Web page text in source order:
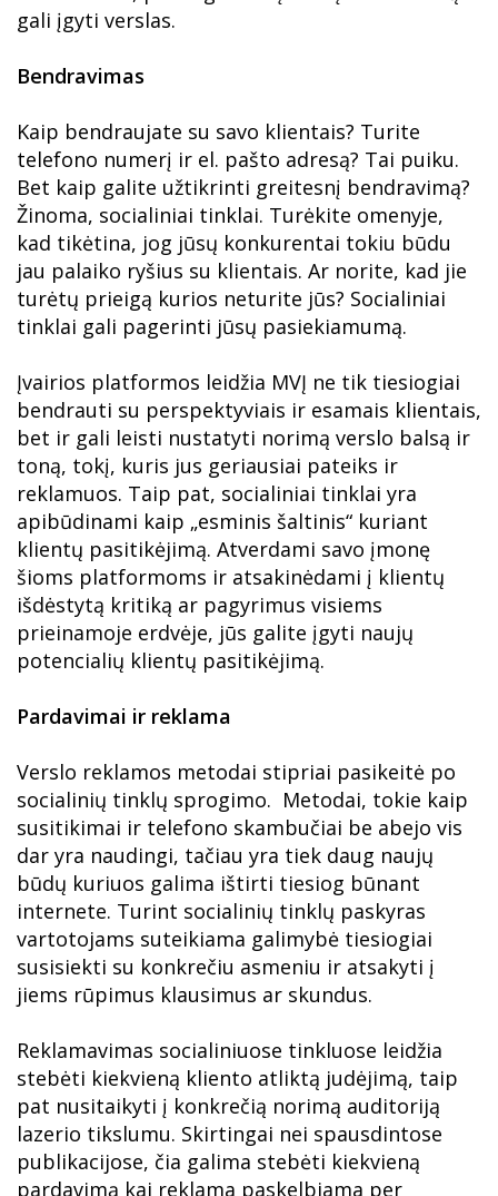
gali įgyti verslas.
Bendravimas
Kaip bendraujate su savo klientais? Turite
telefono numerį ir el. pašto adresą? Tai puiku.
Bet kaip galite užtikrinti greitesnį bendravimą?
Žinoma, socialiniai tinklai. Turėkite omenyje,
kad tikėtina, jog jūsų konkurentai tokiu būdu
jau palaiko ryšius su klientais. Ar norite, kad jie
turėtų prieigą kurios neturite jūs? Socialiniai
tinklai gali pagerinti jūsų pasiekiamumą.
Įvairios platformos leidžia MVĮ ne tik tiesiogiai
bendrauti su perspektyviais ir esamais klientais,
bet ir gali leisti nustatyti norimą verslo balsą ir
toną, tokį, kuris jus geriausiai pateiks ir
reklamuos. Taip pat, socialiniai tinklai yra
apibūdinami kaip „esminis šaltinis“ kuriant
klientų pasitikėjimą. Atverdami savo įmonę
šioms platformoms ir atsakinėdami į klientų
išdėstytą kritiką ar pagyrimus visiems
prieinamoje erdvėje, jūs galite įgyti naujų
potencialių klientų pasitikėjimą.
Pardavimai ir reklama
Verslo reklamos metodai stipriai pasikeitė po
socialinių tinklų sprogimo. Metodai, tokie kaip
susitikimai ir telefono skambučiai be abejo vis
dar yra naudingi, tačiau yra tiek daug naujų
būdų kuriuos galima ištirti tiesiog būnant
internete. Turint socialinių tinklų paskyras
vartotojams suteikiama galimybė tiesiogiai
susisiekti su konkrečiu asmeniu ir atsakyti į
jiems rūpimus klausimus ar skundus.
Reklamavimas socialiniuose tinkluose leidžia
stebėti kiekvieną kliento atliktą judėjimą, taip
pat nusitaikyti į konkrečią norimą auditoriją
lazerio tikslumu. Skirtingai nei spausdintose
publikacijose, čia galima stebėti kiekvieną
pardavimą kai reklama paskelbiama per